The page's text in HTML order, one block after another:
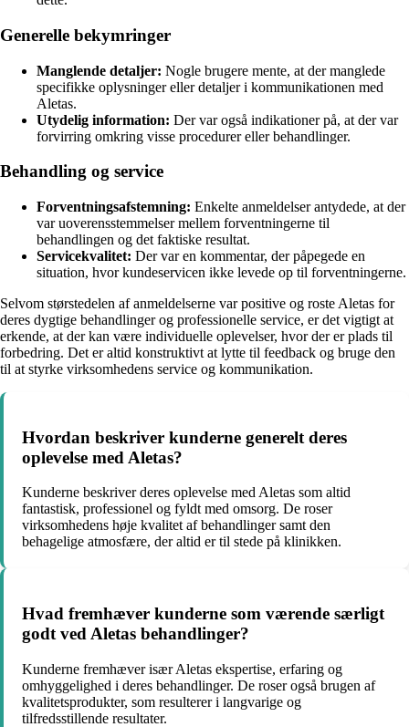
Generelle bekymringer
Manglende detaljer: Nogle brugere mente, at der manglede
specifikke oplysninger eller detaljer i kommunikationen med
Aletas.
Utydelig information: Der var også indikationer på, at der var
forvirring omkring visse procedurer eller behandlinger.
Behandling og service
Forventningsafstemning: Enkelte anmeldelser antydede, at der
var uoverensstemmelser mellem forventningerne til
behandlingen og det faktiske resultat.
Servicekvalitet: Der var en kommentar, der påpegede en
situation, hvor kundeservicen ikke levede op til forventningerne.
Selvom størstedelen af anmeldelserne var positive og roste Aletas for
deres dygtige behandlinger og professionelle service, er det vigtigt at
erkende, at der kan være individuelle oplevelser, hvor der er plads til
forbedring. Det er altid konstruktivt at lytte til feedback og bruge den
til at styrke virksomhedens service og kommunikation.
Hvordan beskriver kunderne generelt deres
oplevelse med Aletas?
Kunderne beskriver deres oplevelse med Aletas som altid
fantastisk, professionel og fyldt med omsorg. De roser
virksomhedens høje kvalitet af behandlinger samt den
behagelige atmosfære, der altid er til stede på klinikken.
Hvad fremhæver kunderne som værende særligt
godt ved Aletas behandlinger?
Kunderne fremhæver især Aletas ekspertise, erfaring og
omhyggelighed i deres behandlinger. De roser også brugen af
kvalitetsprodukter, som resulterer i langvarige og
tilfredsstillende resultater.